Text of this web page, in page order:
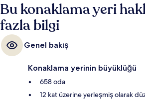
Bu konaklama yeri
fazla bilgi
Genel bakış
Konaklama yerinin büyüklüğü
658 oda
12 kat üzerine yerleşmiş olarak